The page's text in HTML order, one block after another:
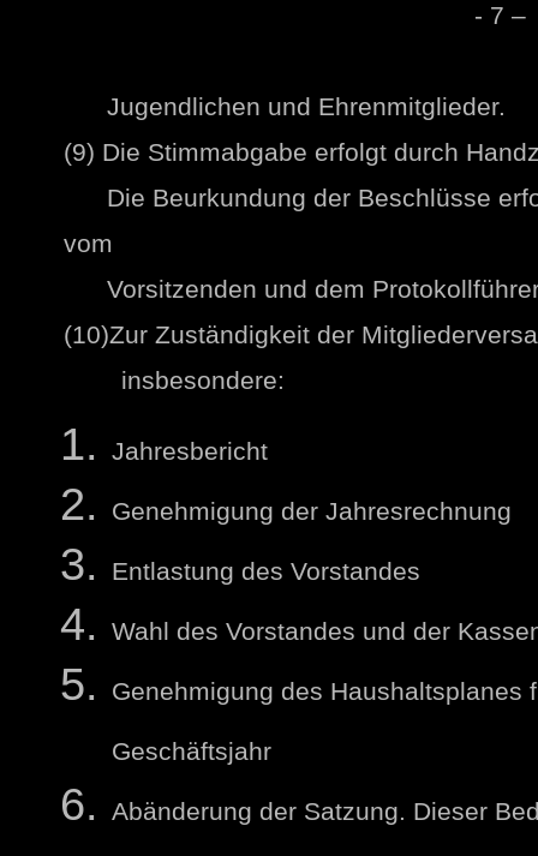
- 7 –
Jugendlichen und Ehrenmitglieder.
(9) Die Stimmabgabe erfolgt durch
Die Beurkundung der Beschlüsse
vom
Vorsitzenden und dem
(10)Zur Zuständigkeit der
insbesondere:
Jahresbericht
Genehmigung der Jahresrechnung
Entlastung des Vorstandes
Wahl des Vorstandes und der
Genehmigung des Haushaltsplanes
Geschäftsjahr
Abänderung der Satzung. Dieser